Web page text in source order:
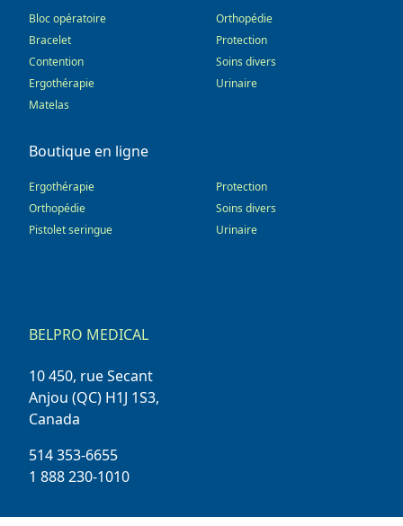
Bloc opératoire
Bracelet
Contention
Ergothérapie
Matelas
Orthopédie
Protection
Soins divers
Urinaire
Boutique en ligne
Ergothérapie
Orthopédie
Pistolet seringue
Protection
Soins divers
Urinaire
BELPRO MEDICAL
10 450, rue Secant
Anjou (QC) H1J 1S3,
Canada
514 353-6655
1 888 230-1010